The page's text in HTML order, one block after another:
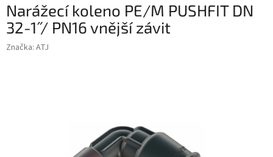
Narážecí koleno PE/M PUSHFIT DN
32-1˝ / PN16 vnější závit
Značka: ATJ